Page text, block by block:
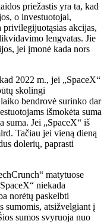
priežastis yra ta, kad
o investuotojai,
privilegijuotąsias akcijas,
lengvatas. Jie
jei įmonė kada nors
2022 m., jei „SpaceX“
skolingi
bendrovė surinko dar
išmokėta suma
suma. Jei „SpaceX“ iš
Tačiau jei vieną dieną
dolerių, paprasti
matytuose
niekada
norėtų paskelbti
sumomis, atsižvelgiant į
sumos svyruoja nuo